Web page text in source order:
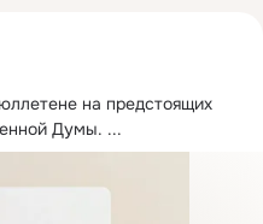
на предстоящих
Думы. ...